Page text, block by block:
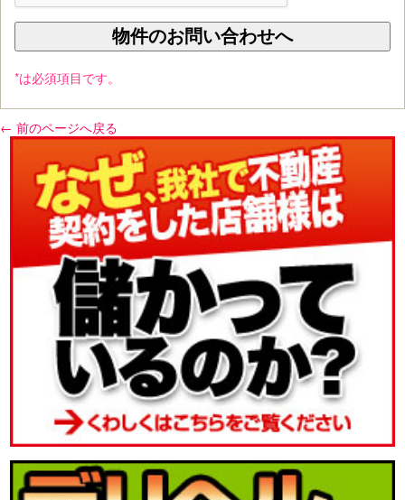
*は必須項目です。
← 前のページへ戻る